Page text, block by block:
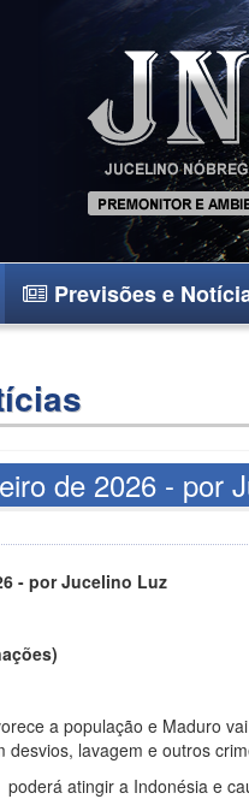
Previsões e
de 2026 - por
- por Jucelino Luz
a população e Maduro
desvios, lavagem e outros
atingir a Indonésia e